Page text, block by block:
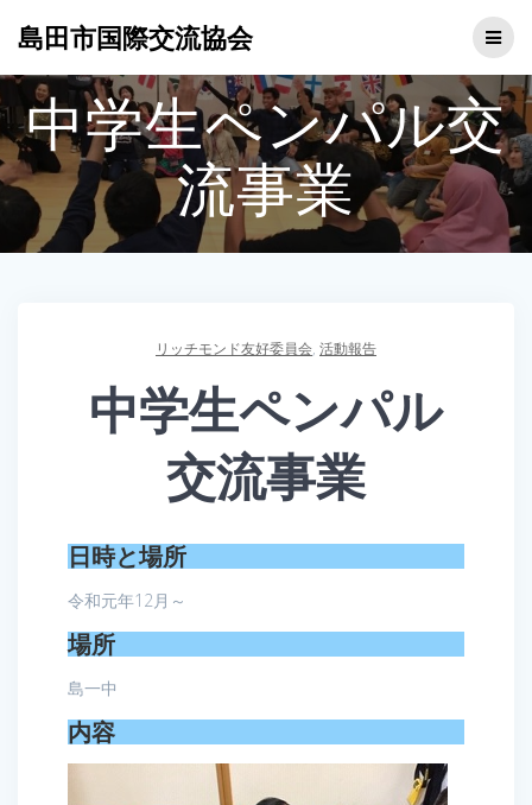
ン
ツ
へ
ス
キ
ッ
プ
島田市国際交流協会
中学生ペンパル交
流事業
リッチモンド友好委員会, 活動報告
中学生ペンパル
交流事業
日時と場所
令和元年12月～
場所
島一中
内容